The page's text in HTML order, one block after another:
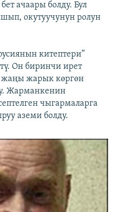
ачаары болду. Бул
окутуучунун ролун
китептери”
Он биринчи ирет
жарык көргөн
Жарманкенин
чыгармаларга
аземи болду.